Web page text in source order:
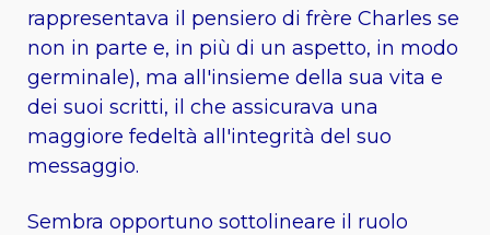
rappresentava il pensiero di frère Charles se
non in parte e, in più di un aspetto, in modo
germinale), ma all'insieme della sua vita e
dei suoi scritti, il che assicurava una
maggiore fedeltà all'integrità del suo
messaggio.
Sembra opportuno sottolineare il ruolo